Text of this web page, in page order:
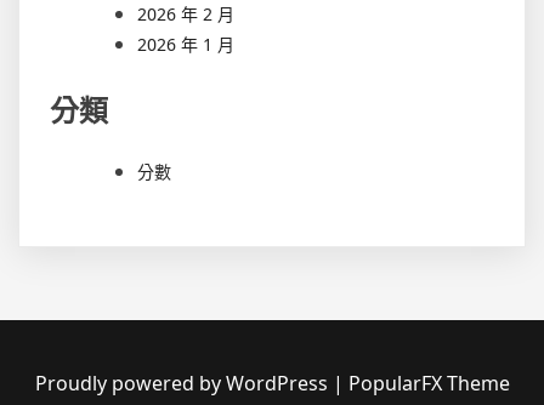
2026 年 2 月
2026 年 1 月
分類
分數
Proudly powered by WordPress | PopularFX Theme